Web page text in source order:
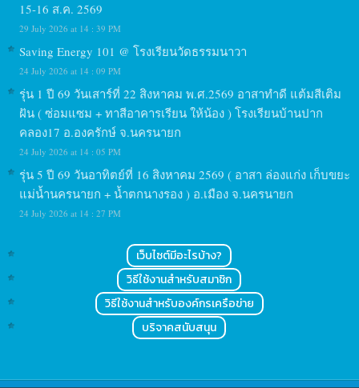
15-16 ส.ค. 2569
29 July 2026 at 14 : 39 PM
Saving Energy 101 @ โรงเรียนวัดธรรมนาวา
24 July 2026 at 14 : 09 PM
รุ่น 1 ปี 69 วันเสาร์ที่ 22 สิงหาคม พ.ศ.2569 อาสาทำดี แต้มสีเติม
ฝัน ( ซ่อมแซม + ทาสีอาคารเรียน ให้น้อง ) โรงเรียนบ้านปาก
คลอง17 อ.องครักษ์ จ.นครนายก
24 July 2026 at 14 : 05 PM
รุ่น 5 ปี 69 วันอาทิตย์ที่ 16 สิงหาคม 2569 ( อาสา ล่องแก่ง เก็บขยะ
แม่น้ำนครนายก + น้ำตกนางรอง ) อ.เมือง จ.นครนายก
24 July 2026 at 14 : 27 PM
เว็บไซต์มีอะไรบ้าง?
วิธีใช้งานสำหรับสมาชิก
วิธีใช้งานสำหรับองค์กรเครือข่าย
บริจาคสนับสนุน